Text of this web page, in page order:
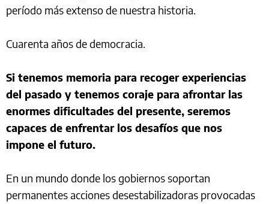
período más extenso de nuestra historia.
Cuarenta años de democracia.
Si tenemos memoria para recoger experiencias
del pasado y tenemos coraje para afrontar las
enormes dificultades del presente, seremos
capaces de enfrentar los desafíos que nos
impone el futuro.
En un mundo donde los gobiernos soportan
permanentes acciones desestabilizadoras provocadas